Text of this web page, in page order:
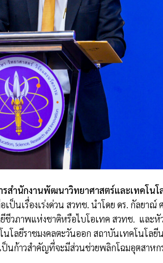
สำนักงานพัฒนาวิทยาศาสตร์และเทคโน
เป็นเรื่องเร่งด่วน สวทช. นำโดย ดร. กัลย
วภาพแห่งชาติหรือไบโอเทค สวทช. และหัว
โลยีราชมงคลตะวันออก สถาบันเทคโนโล
ป็นก้าวสำคัญที่จะมีส่วนช่วยพลิกโฉมอุตสาหก